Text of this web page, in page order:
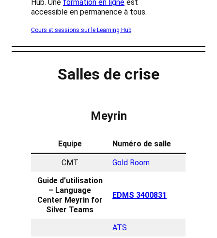
Hub. Une formation en ligne est
accessible en permanence à tous.
Cours et sessions sur le Learning Hub
Salles de crise
Meyrin
Equipe Numéro de salle
CMT
Gold Room
Guide d’utilisation
– Language
Center Meyrin for
Silver Teams
EDMS 3400831
ATS